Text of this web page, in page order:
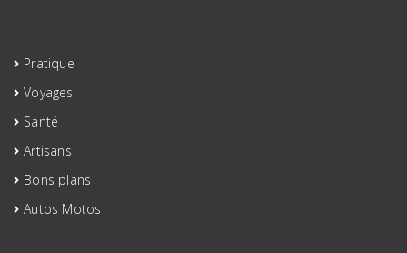
Pratique
Voyages
Santé
Artisans
Bons plans
Autos Motos